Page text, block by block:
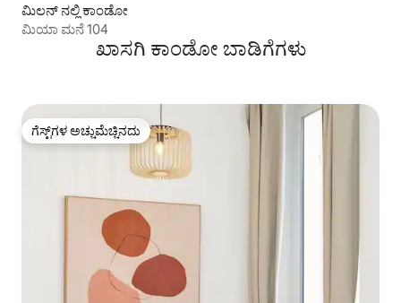
ಮಿಲನ್ ನಲ್ಲಿ ಕಾಂಡೋ
ಮಿಯಾ ಮನೆ 104
ಖಾಸಗಿ ಕಾಂಡೋ ಬಾಡಿಗೆಗಳು
ಗೆಸ್ಟ್‌ಗಳ ಅಚ್ಚುಮೆಚ್ಚಿನದು
ಗೆಸ್ಟ್‌ಗಳ ಅಚ್ಚುಮೆಚ್ಚಿನದು